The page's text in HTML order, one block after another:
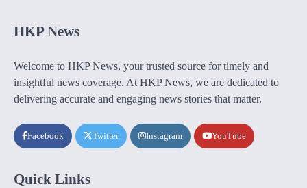
HKP News
Welcome to HKP News, your trusted source for timely and
insightful news coverage. At HKP News, we are dedicated to
delivering accurate and engaging news stories that matter.
Facebook Twitter Instagram YouTube
Quick Links